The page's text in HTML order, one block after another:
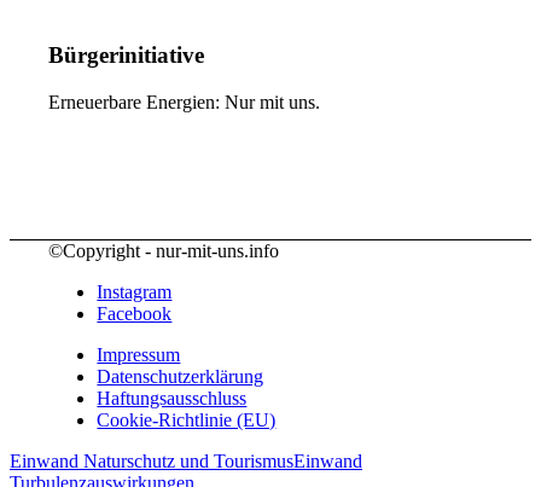
Bürgerinitiative
Erneuerbare Energien: Nur mit uns.
©Copyright - nur-mit-uns.info
Instagram
Facebook
Impressum
Datenschutzerklärung
Haftungsausschluss
Cookie-Richtlinie (EU)
Einwand Naturschutz und TourismusEinwand
Turbulenzauswirkungen